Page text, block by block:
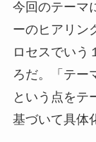
今回のテーマ
ーのヒアリン
ロセスでいう
ろだ。「テー
という点をテ
基づいて具体